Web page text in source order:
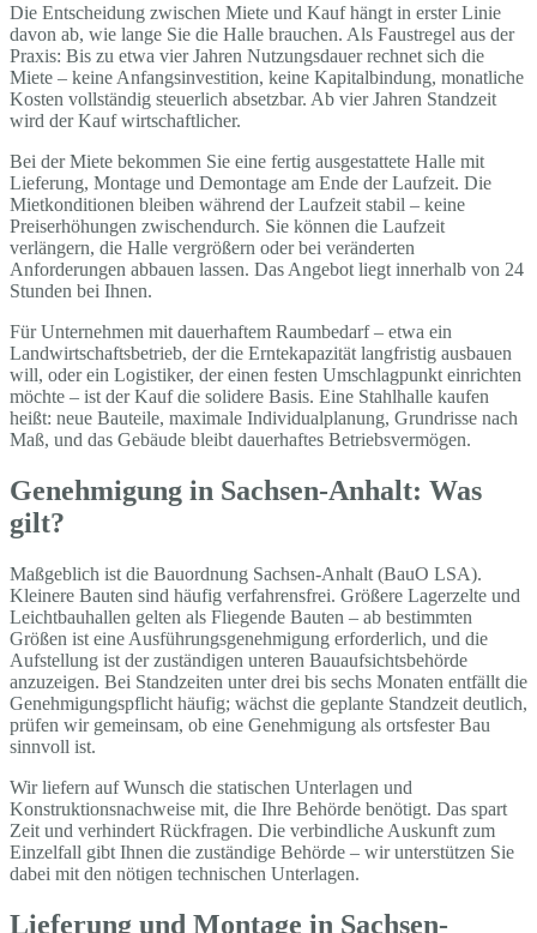
Die Entscheidung zwischen Miete und Kauf hängt in erster Linie
davon ab, wie lange Sie die Halle brauchen. Als Faustregel aus der
Praxis: Bis zu etwa vier Jahren Nutzungsdauer rechnet sich die
Miete – keine Anfangsinvestition, keine Kapitalbindung, monatliche
Kosten vollständig steuerlich absetzbar. Ab vier Jahren Standzeit
wird der Kauf wirtschaftlicher.
Bei der Miete bekommen Sie eine fertig ausgestattete Halle mit
Lieferung, Montage und Demontage am Ende der Laufzeit. Die
Mietkonditionen bleiben während der Laufzeit stabil – keine
Preiserhöhungen zwischendurch. Sie können die Laufzeit
verlängern, die Halle vergrößern oder bei veränderten
Anforderungen abbauen lassen. Das Angebot liegt innerhalb von 24
Stunden bei Ihnen.
Für Unternehmen mit dauerhaftem Raumbedarf – etwa ein
Landwirtschaftsbetrieb, der die Erntekapazität langfristig ausbauen
will, oder ein Logistiker, der einen festen Umschlagpunkt einrichten
möchte – ist der Kauf die solidere Basis. Eine Stahlhalle kaufen
heißt: neue Bauteile, maximale Individualplanung, Grundrisse nach
Maß, und das Gebäude bleibt dauerhaftes Betriebsvermögen.
Genehmigung in Sachsen-Anhalt: Was
gilt?
Maßgeblich ist die Bauordnung Sachsen-Anhalt (BauO LSA).
Kleinere Bauten sind häufig verfahrensfrei. Größere Lagerzelte und
Leichtbauhallen gelten als Fliegende Bauten – ab bestimmten
Größen ist eine Ausführungsgenehmigung erforderlich, und die
Aufstellung ist der zuständigen unteren Bauaufsichtsbehörde
anzuzeigen. Bei Standzeiten unter drei bis sechs Monaten entfällt die
Genehmigungspflicht häufig; wächst die geplante Standzeit deutlich,
prüfen wir gemeinsam, ob eine Genehmigung als ortsfester Bau
sinnvoll ist.
Wir liefern auf Wunsch die statischen Unterlagen und
Konstruktionsnachweise mit, die Ihre Behörde benötigt. Das spart
Zeit und verhindert Rückfragen. Die verbindliche Auskunft zum
Einzelfall gibt Ihnen die zuständige Behörde – wir unterstützen Sie
dabei mit den nötigen technischen Unterlagen.
Lieferung und Montage in Sachsen-